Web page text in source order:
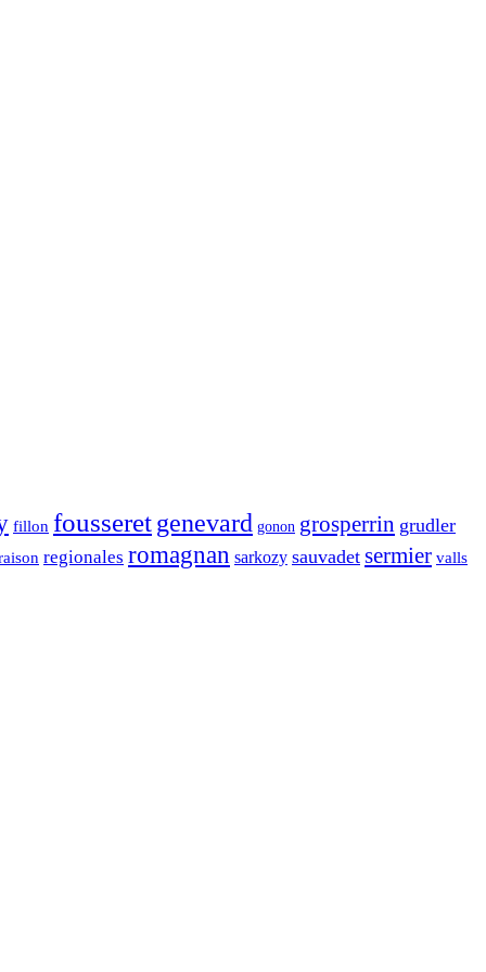
fillon fousseretgenevard gonon grosperrin grudler
regionales romagnan sarkozy sauvadet sermier valls